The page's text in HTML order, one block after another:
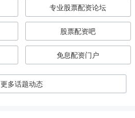
专业股票配资论坛
股票配资吧
免息配资门户
更多话题动态